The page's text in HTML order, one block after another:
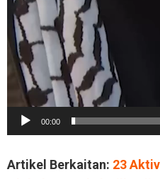
00:00
Artikel Berkaitan: 23